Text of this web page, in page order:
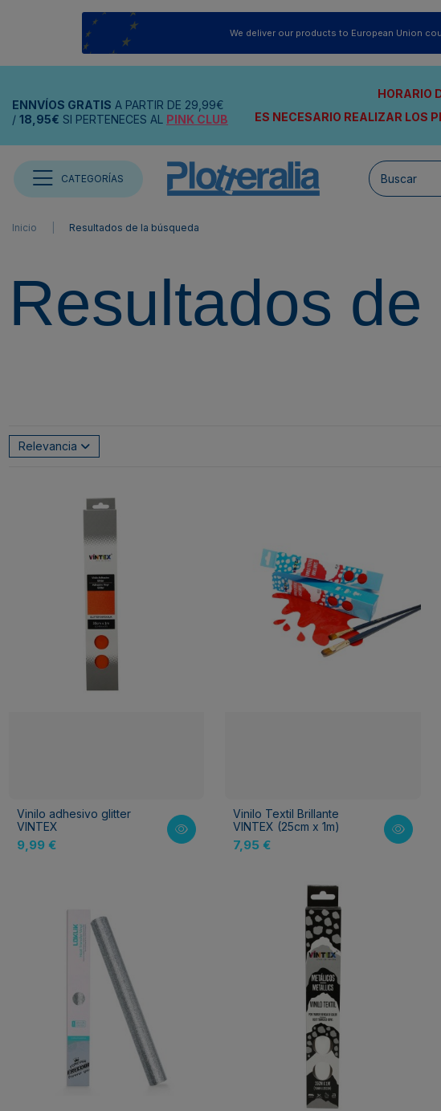
We deliver our products to European Union
ENNVÍOS GRATIS A PARTIR DE 29,99€
/ 18,95€ SI PERTENECES AL PINK CLUB
HORARIO
ES NECESARIO REALIZAR LOS
CATEGORÍAS
Inicio Resultados de la búsqueda
Resultados
Relevancia
Vinilo adhesivo glitter
VINTEX
9,99 €
Vinilo Textil Brillante
VINTEX (25cm x 1m)
7,95 €